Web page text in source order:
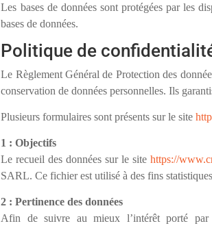
Les bases de données sont protégées par les
bases de données.
Politique de
Le Règlement Général de Protection des
conservation de données personnelles. Ils
Plusieurs formulaires sont présents sur le site
1 : Objectifs
Le recueil des données sur le sitehttps://
SARL. Ce fichier est utilisé à des fins
2 : Pertinence des données
Afin de suivre au mieux l’intérêt porté